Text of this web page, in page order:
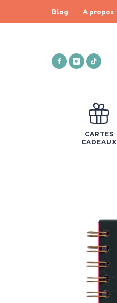
Blog A propos
CARTES
CADEAUX